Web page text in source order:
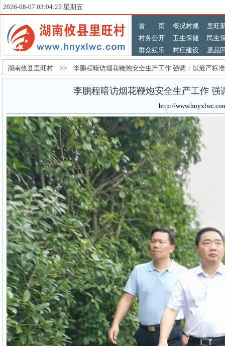
2026-08-07 03:04:27 星期五
首 页 概况村规
里旺
村务公开
卫生保健
民生
群众娱乐
村庄建设 废品
湖南攸县里旺村 >> 李鹏程暗访烟花鞭炮安全生产工作 强调：以最严标
李鹏程暗访烟花鞭炮安全生产工作
http://